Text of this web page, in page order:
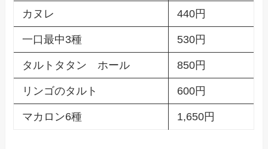
カヌレ 440円
一口最中3種 530円
タルトタタン ホール 850円
リンゴのタルト 600円
マカロン6種 1,650円